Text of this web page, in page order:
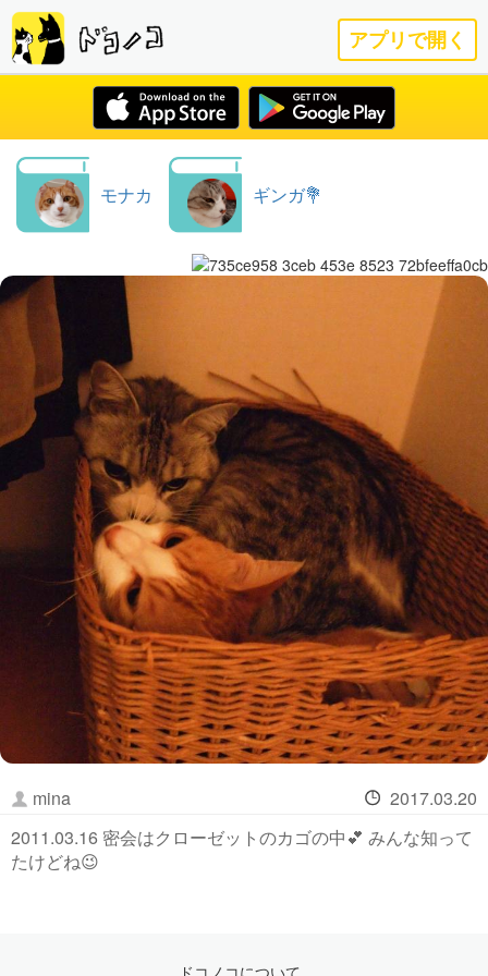
アプリで開く
モナカ ギンガ💐
mina
2017.03.20
2011.03.16 密会はクローゼットのカゴの中💕 みんな知って
たけどね😉